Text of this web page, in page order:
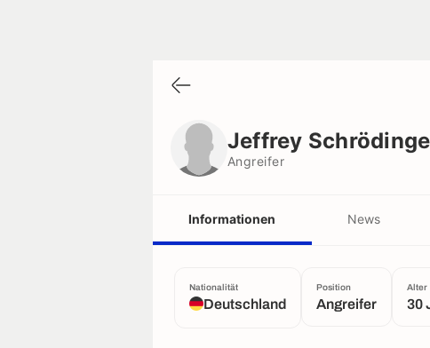
Jeffrey
Angreifer
Informationen News
Nationalität
Deutschland
Position
Angreifer
Alter
30